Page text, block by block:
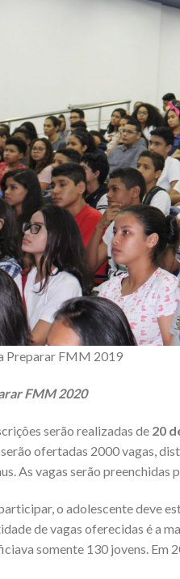
Preparar FMM 2019
FMM 2020
serão realizadas de 20
ofertadas 2000 vagas,
As vagas serão preenchidas
o adolescente deve
de vagas oferecidas é a
somente 130 jovens. Em